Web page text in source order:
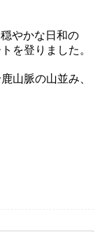
やかな日和の
を登りました。
山脈の山並み、